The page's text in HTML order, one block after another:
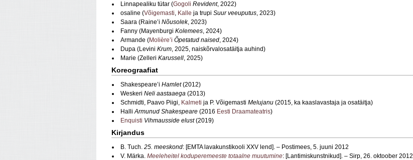
Linnapealiku tütar (Gogoli Revident, 2022)
osaline (Võigemasti, Kalle ja trupi Suur veeuputus, 2023)
Saara (Raine’i Nõusolek, 2023)
Fanny (Mayenburgi Kolemees, 2024)
Armande (Molière’i Õpetatud naised, 2024)
Dupa (Levini Krum, 2025, naiskõrvalosatäitja auhind)
Marie (Zelleri Karussell, 2025)
Koreograafiat
Shakespeare’i Hamlet(2012)
Weskeri Neli aastaaega (2013)
Schmidti, Paavo Piigi, Kalmeti ja P. Võigemasti Melujanu (2015, ka kaaslavastaja ja osatäitja)
HalliArmunud Shakespeare (2016 Eesti Draamateatris)
Enquisti Vihmausside elust(2019)
Kirjandus
B. Tuch. 25. meeskond: [EMTA lavakunstikooli XXV lend]. – Postimees, 5. juuni 2012
V. Märka. Meeleheitel koduperemeeste totaalne muutumine: [Lantimiskunstnikud]. – Sirp, 26. oktoober 2012